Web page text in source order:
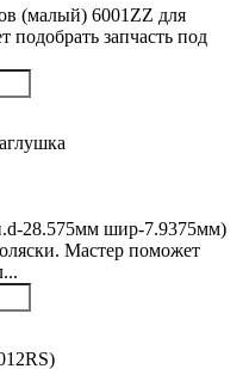
(малый) 6001ZZ для
подобрать запчасть под
28.575мм шир-7.9375мм)
Мастер поможет